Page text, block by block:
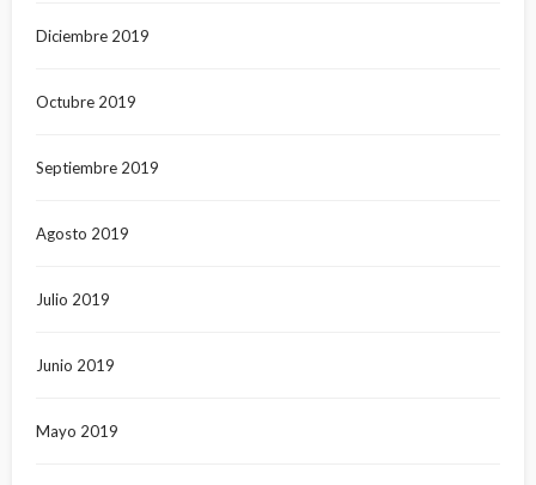
Diciembre 2019
Octubre 2019
Septiembre 2019
Agosto 2019
Julio 2019
Junio 2019
Mayo 2019